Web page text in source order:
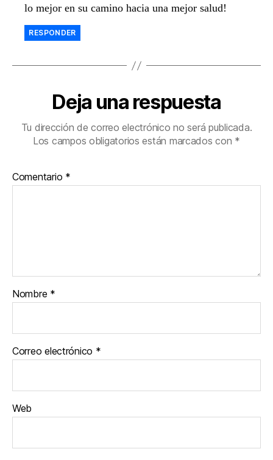
lo mejor en su camino hacia una mejor salud!
RESPONDER
Deja una respuesta
Tu dirección de correo electrónico no será publicada.
Los campos obligatorios están marcados con *
Comentario *
Nombre *
Correo electrónico *
Web